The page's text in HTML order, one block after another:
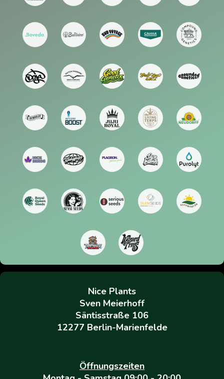
Nice Plants
Sven Meierhoff
Säntisstraße 106
12277 Berlin-Marienfelde
Öffnungszeiten